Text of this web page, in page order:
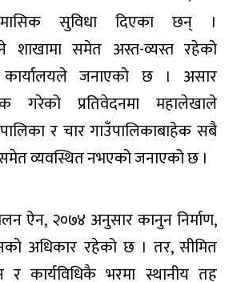
सुविधा दिएका छन् ।
शाखामा समेत अस्त-व्यस्त रहेको
कार्यालयले जनाएको छ । असार
गरेको प्रतिवेदनमा महालेखाले
र चार गाउँपालिकाबाहेक सबै
व्यवस्थित नभएको जनाएको छ ।
ऐन, २०७४ अनुसार कानुन निर्माण,
अधिकार रहेको छ । तर, सीमित
कार्यविधिकै भरमा स्थानीय तह